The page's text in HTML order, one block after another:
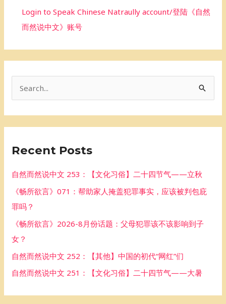
Login to Speak Chinese Natraully account/登陆《自然
而然说中文》账号
c
f
r
Recent Posts
自然而然说中文 253：【文化习俗】二十四节气——立秋
《畅所欲言》071：帮助家人掩盖犯罪事实，应该被判包庇
罪吗？
《畅所欲言》2026-8月份话题：父母犯罪该不该影响到子
女？
自然而然说中文 252：【其他】中国的初代“网红”们
自然而然说中文 251：【文化习俗】二十四节气——大暑